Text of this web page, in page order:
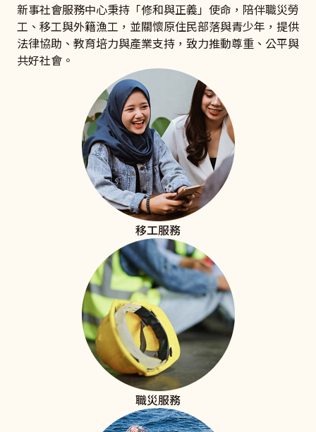
新事社會服務中心秉持「修和與正義」使命，陪伴職災勞
工、移工與外籍漁工，並關懷原住民部落與青少年，提供
法律協助、教育培力與產業支持，致力推動尊重、公平與
共好社會。
移工服務
職災服務